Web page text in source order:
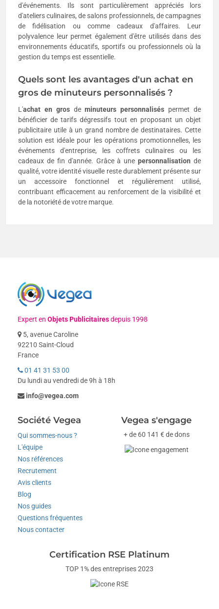
d'événements. Ils sont particulièrement appréciés lors
d'ateliers culinaires, de salons professionnels, de campagnes
de fidélisation ou comme cadeaux d'affaires. Leur
polyvalence leur permet également d'être utilisés dans des
environnements éducatifs, sportifs ou professionnels où la
gestion du temps est essentielle.
Quels sont les avantages d'un achat en
gros de minuteurs personnalisés ?
L'achat en grosdeminuteurs personnalisés permet de
bénéficier de tarifs dégressifs tout en proposant un objet
publicitaire utile à un grand nombre de destinataires. Cette
solution est idéale pour les opérations promotionnelles, les
événements d'entreprise, les coffrets culinaires ou les
cadeaux de fin d'année. Grâce à une personnalisation de
qualité, votre identité visuelle reste durablement présente sur
un accessoire fonctionnel et régulièrement utilisé,
contribuant efficacement au renforcement de la visibilité et
de la notoriété de votre marque.
Expert enObjets Publicitairesdepuis 1998
5, avenue Caroline
92210 Saint-Cloud
France
01 41 31 53 00
Du lundi au vendredi de 9h à 18h
info@vegea.com
Société Vegea
Qui sommes-nous ?
L'équipe
Nos références
Recrutement
Avis clients
Blog
Nos guides
Questions fréquentes
Nous contacter
Vegea s'engage
+ de 60 141 € de dons
Certification RSE Platinum
TOP 1% des entreprises 2023